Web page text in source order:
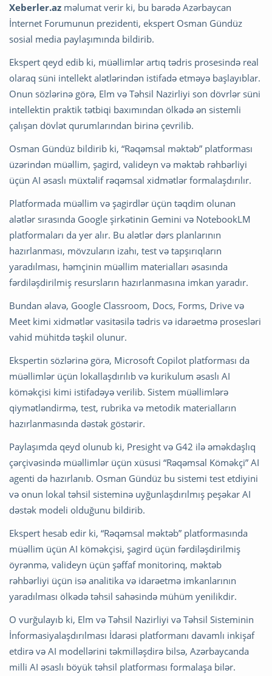
Xeberler.az məlumat verir ki, bu barədə Azərbaycan
İnternet Forumunun prezidenti, ekspert Osman Gündüz
sosial media paylaşımında bildirib.
Ekspert qeyd edib ki, müəllimlər artıq tədris prosesində real
olaraq süni intellekt alətlərindən istifadə etməyə başlayıblar.
Onun sözlərinə görə, Elm və Təhsil Nazirliyi son dövrlər süni
intellektin praktik tətbiqi baxımından ölkədə ən sistemli
çalışan dövlət qurumlarından birinə çevrilib.
Osman Gündüz bildirib ki, “Rəqəmsal məktəb” platforması
üzərindən müəllim, şagird, valideyn və məktəb rəhbərliyi
üçün AI əsaslı müxtəlif rəqəmsal xidmətlər formalaşdırılır.
Platformada müəllim və şagirdlər üçün təqdim olunan
alətlər sırasında Google şirkətinin Gemini və NotebookLM
platformaları da yer alır. Bu alətlər dərs planlarının
hazırlanması, mövzuların izahı, test və tapşırıqların
yaradılması, həmçinin müəllim materialları əsasında
fərdiləşdirilmiş resursların hazırlanmasına imkan yaradır.
Bundan əlavə, Google Classroom, Docs, Forms, Drive və
Meet kimi xidmətlər vasitəsilə tədris və idarəetmə prosesləri
vahid mühitdə təşkil olunur.
Ekspertin sözlərinə görə, Microsoft Copilot platforması da
müəllimlər üçün lokallaşdırılıb və kurikulum əsaslı AI
köməkçisi kimi istifadəyə verilib. Sistem müəllimlərə
qiymətləndirmə, test, rubrika və metodik materialların
hazırlanmasında dəstək göstərir.
Paylaşımda qeyd olunub ki, Presight və G42 ilə əməkdaşlıq
çərçivəsində müəllimlər üçün xüsusi “Rəqəmsal Köməkçi” AI
agenti də hazırlanıb. Osman Gündüz bu sistemi test etdiyini
və onun lokal təhsil sisteminə uyğunlaşdırılmış peşəkar AI
dəstək modeli olduğunu bildirib.
Ekspert hesab edir ki, “Rəqəmsal məktəb” platformasında
müəllim üçün AI köməkçisi, şagird üçün fərdiləşdirilmiş
öyrənmə, valideyn üçün şəffaf monitorinq, məktəb
rəhbərliyi üçün isə analitika və idarəetmə imkanlarının
yaradılması ölkədə təhsil sahəsində mühüm yenilikdir.
O vurğulayıb ki, Elm və Təhsil Nazirliyi və Təhsil Sisteminin
İnformasiyalaşdırılması İdarəsi platformanı davamlı inkişaf
etdirə və AI modellərini təkmilləşdirə bilsə, Azərbaycanda
milli AI əsaslı böyük təhsil platforması formalaşa bilər.